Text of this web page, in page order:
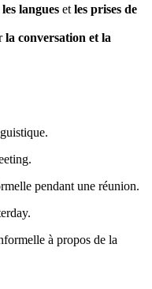
les langues et les prises de
la conversation et la
pendant une réunion.
à propos de la